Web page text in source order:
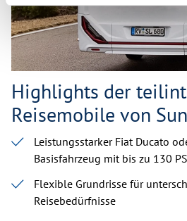
Highlights der
Reisemobile von
Leistungsstarker Fiat Ducato
Basisfahrzeug mit bis zu 130
Flexible Grundrisse für
Reisebedürfnisse